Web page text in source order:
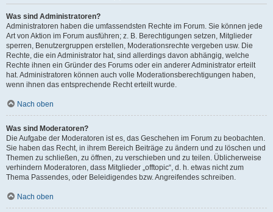
Was sind Administratoren?
Administratoren haben die umfassendsten Rechte im Forum. Sie können jede
Art von Aktion im Forum ausführen; z. B. Berechtigungen setzen, Mitglieder
sperren, Benutzergruppen erstellen, Moderationsrechte vergeben usw. Die
Rechte, die ein Administrator hat, sind allerdings davon abhängig, welche
Rechte ihnen ein Gründer des Forums oder ein anderer Administrator erteilt
hat. Administratoren können auch volle Moderationsberechtigungen haben,
wenn ihnen das entsprechende Recht erteilt wurde.
Nach oben
Was sind Moderatoren?
Die Aufgabe der Moderatoren ist es, das Geschehen im Forum zu beobachten.
Sie haben das Recht, in ihrem Bereich Beiträge zu ändern und zu löschen und
Themen zu schließen, zu öffnen, zu verschieben und zu teilen. Üblicherweise
verhindern Moderatoren, dass Mitglieder „offtopic“, d. h. etwas nicht zum
Thema Passendes, oder Beleidigendes bzw. Angreifendes schreiben.
Nach oben